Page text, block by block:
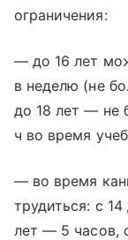
ограничения:
— до 16 лет
в неделю (не
до 18 лет — не
ч во время
— во время
трудиться: с
лет — 5 часов,